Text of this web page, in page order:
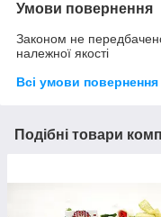
Умови повернення
Законом не
належної якості
Всі умови повернення
Подібні товари